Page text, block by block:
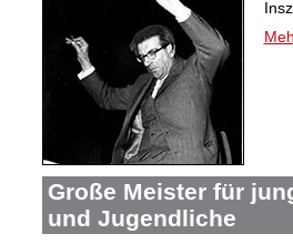
Große Meister für
und Jugendliche